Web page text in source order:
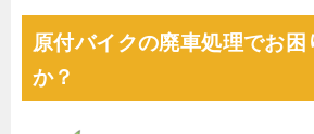
原付バイクの廃車処理でお困
か？